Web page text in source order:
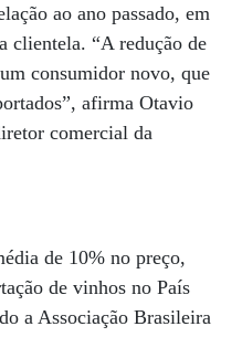
ao ano passado, em
clientela. “A redução de
consumidor novo, que
afirma Otavio
comercial da
de 10% no preço,
de vinhos no País
a Associação Brasileira